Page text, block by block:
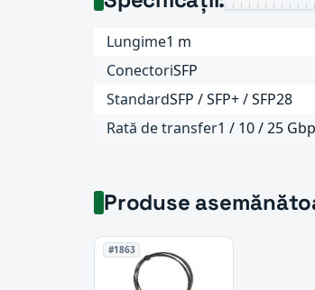
Lungime1 m
ConectoriSFP
StandardSFP / SFP+ / SFP28
Rată de transfer1 / 10 / 25
Produse
#1863